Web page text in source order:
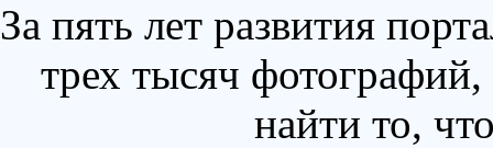
За пять лет развития
трех тысяч
найти то,